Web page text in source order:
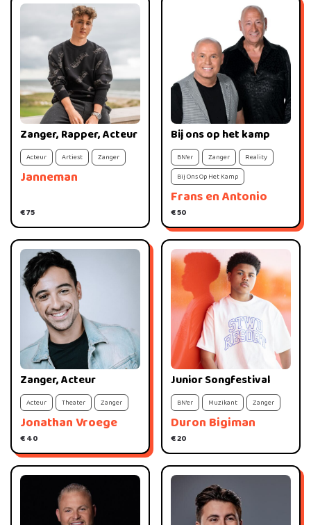
Janneman
Zanger, Rapper, Acteur
€ 75
Acteur Artiest Zanger
Frans en Antonio
Bij ons op het kamp
€ 50
BN'er Zanger
Reality
Bij Ons Op Het Kamp
Jonathan Vroege
Zanger, Acteur
€ 40
Acteur Theater Zanger
Duron Bigiman
Junior Songfestival
€ 20
BN'er Muzikant Zanger